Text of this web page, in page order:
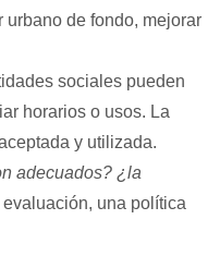
de fondo, mejorar
sociales pueden
horarios o usos. La
y utilizada.
adecuados? ¿la
evaluación, una política